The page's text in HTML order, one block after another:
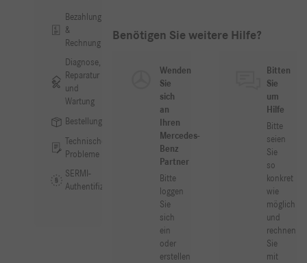
Bezahlung
&
Rechnung
Diagnose,
Reparatur
und
Wartung
Bestellung
Technische
Probleme
SERMI-
Authentifizierung
Benötigen Sie weitere Hilfe?
Wenden
Sie
sich
an
Ihren
Mercedes-
Benz
Partner
Bitte
loggen
Sie
sich
ein
oder
erstellen
Bitten
Sie
um
Hilfe
Bitte
seien
Sie
so
konkret
wie
möglich
und
rechnen
Sie
mit